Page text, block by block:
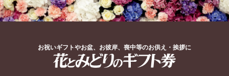
お祝いギフトやお盆、お彼岸、喪中等のお供え・挨拶に